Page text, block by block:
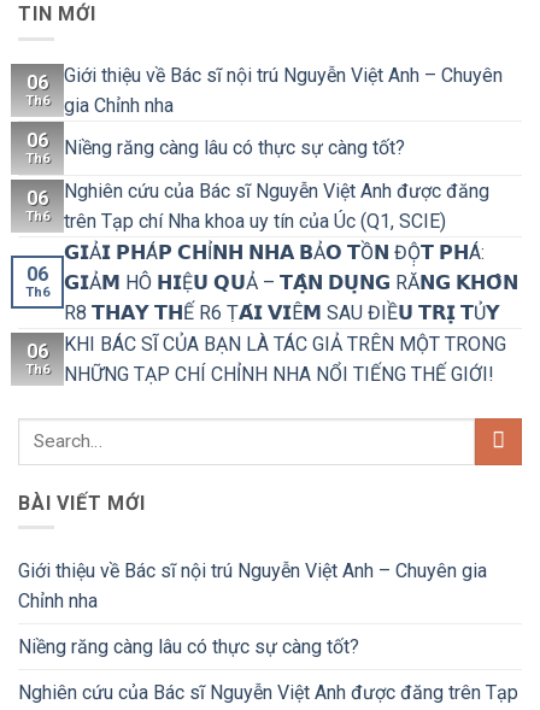
TIN MỚI
06
Th6
Giới thiệu về Bác sĩ nội trú Nguyễn Việt Anh – Chuyên
gia Chỉnh nha
06
Th6 Niềng răng càng lâu có thực sự càng tốt?
06
Th6
Nghiên cứu của Bác sĩ Nguyễn Việt Anh được đăng
trên Tạp chí Nha khoa uy tín của Úc (Q1, SCIE)
06
Th6
𝗚𝗜Ả𝗜 𝗣𝗛Á𝗣 𝗖𝗛Ỉ𝗡𝗛 𝗡𝗛𝗔 𝗕Ả𝗢 𝗧Ồ𝗡 ĐỘ̣𝗧 𝗣𝗛Á:
𝗚𝗜Ả𝗠 HÔ 𝗛𝗜Ệ𝗨 𝗤𝗨Ả – 𝗧𝗔̣̂𝗡 𝗗𝗨̣𝗡𝗚 RĂ𝗡𝗚 𝗞𝗛𝗢̂𝗡
R8 𝗧𝗛𝗔𝗬 𝗧𝗛Ế R6 Ṭ𝗔́𝗜 𝗩𝗜Ê𝗠 SAU ĐIỀ𝗨 𝗧𝗥𝗜̣ 𝗧Ủ𝗬
06
Th6
KHI BÁC SĨ CỦA BẠN LÀ TÁC GIẢ TRÊN MỘT TRONG
NHỮNG TẠP CHÍ CHỈNH NHA NỔI TIẾNG THẾ GIỚI!
BÀI VIẾT MỚI
Giới thiệu về Bác sĩ nội trú Nguyễn Việt Anh – Chuyên gia
Chỉnh nha
Niềng răng càng lâu có thực sự càng tốt?
Nghiên cứu của Bác sĩ Nguyễn Việt Anh được đăng trên Tạp